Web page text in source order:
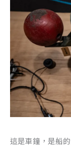
這是車鐘，是船